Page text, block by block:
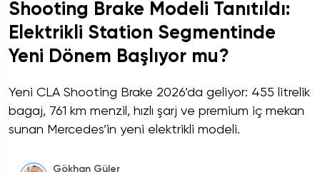
Shooting Brake Modeli Tanıtıldı:
Elektrikli Station Segmentinde
Yeni Dönem Başlıyor mu?
Yeni CLA Shooting Brake 2026’da geliyor: 455 litrelik
bagaj, 761 km menzil, hızlı şarj ve premium iç mekan
sunan Mercedes’in yeni elektrikli modeli.
Gökhan Güler